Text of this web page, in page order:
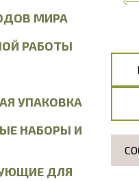
МИРА
РАБОТЫ
УПАКОВКА
НАБОРЫ И
ДЛЯ